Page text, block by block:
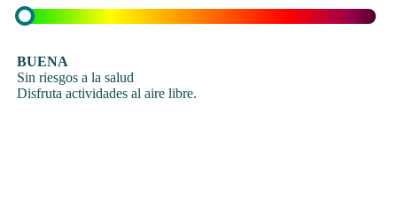
BUENA
Sin riesgos a la salud
Disfruta actividades al aire libre.